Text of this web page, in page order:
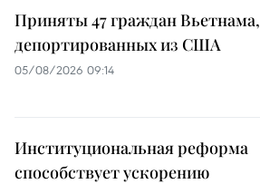
Приняты 47 граждан Вьетнама,
депортированных из США
05/08/2026 09:14
Институциональная реформа
способствует ускорению